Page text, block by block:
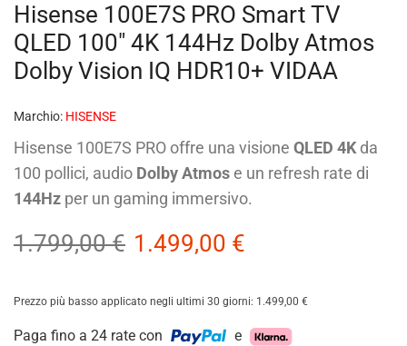
Hisense 100E7S PRO Smart TV
QLED 100″ 4K 144Hz Dolby Atmos
Dolby Vision IQ HDR10+ VIDAA
Marchio: HISENSE
Hisense 100E7S PRO offre una visione QLED 4Kda
100 pollici, audio Dolby Atmos e un refresh rate di
144Hz per un gaming immersivo.
1.799,00€ 1.499,00 €
Prezzo più basso applicato negli ultimi 30 giorni: 1.499,00 €
Paga fino a 24 rate con e